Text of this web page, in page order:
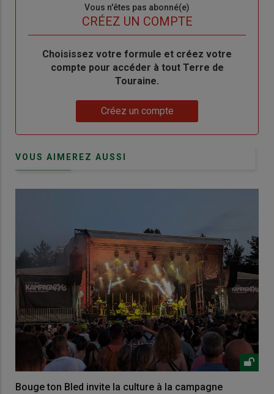
Vous n'êtes pas abonné(e)
CRÉEZ UN COMPTE
BodyChoisissez votre formule et créez votre
compte pour accéder à tout Terre de
Touraine.
Créez un compte
VOUS AIMEREZ AUSSI
Bouge ton Bled invite la culture à la campagne